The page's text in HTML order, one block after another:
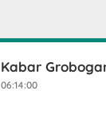
Kabar
06:14:00